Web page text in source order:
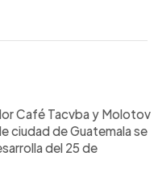
Café Tacvba y Molotov
ciudad de Guatemala se
del 25 de